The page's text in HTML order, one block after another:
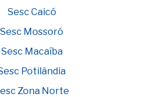
Sesc Caicó
Sesc Mossoró
Sesc Macaíba
Potilândia
Zona Norte